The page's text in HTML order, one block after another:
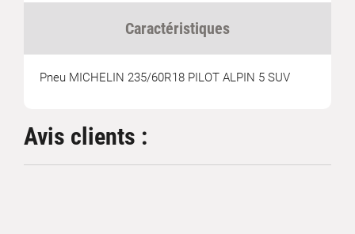
Caractéristiques
Pneu MICHELIN 235/60R18 PILOT ALPIN 5 SUV
Avis clients :